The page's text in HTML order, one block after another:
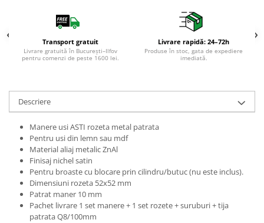
Transport gratuit
Livrare gratuită în București–Ilfov
pentru comenzi de peste 1600 lei.
Livrare rapidă: 24–72h
Produse în stoc, gata de expediere
imediată.
Descriere
Manere usi ASTI rozeta metal patrata
Pentru usi din lemn sau mdf
Material aliaj metalic ZnAl
Finisaj nichel satin
Pentru broastecu blocare prin cilindru/butuc (nu este inclus).
Dimensiuni rozeta 52x52 mm
Patrat maner 10 mm
Pachet livrare 1 set manere + 1 set rozete + suruburi + tija
patrata Q8/100mm